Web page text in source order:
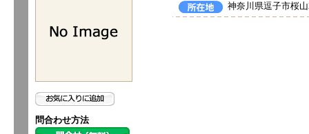
問合わせ方法
神奈川県逗子市桜